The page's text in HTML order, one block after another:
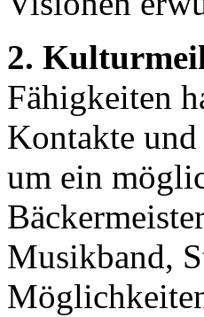
2.
Fähigkeiten
Kontakte
um ein
Musikband,